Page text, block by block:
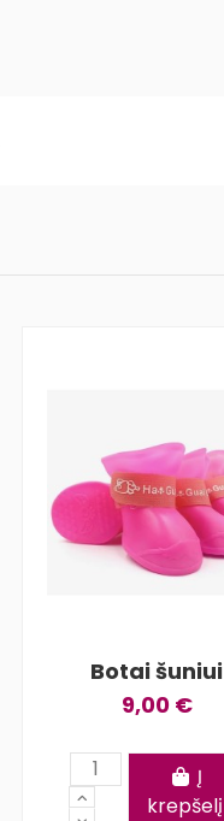
Botai šuniui
9,00 €
Į
krepšelį